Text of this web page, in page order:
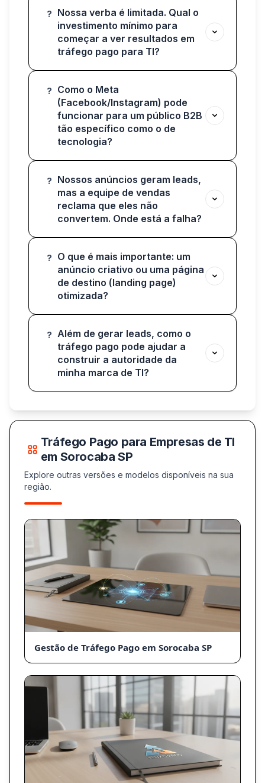
?
Nossa verba é limitada. Qual o
investimento mínimo para
começar a ver resultados em
tráfego pago para TI?
?
Como o Meta
(Facebook/Instagram) pode
funcionar para um público B2B
tão específico como o de
tecnologia?
?
Nossos anúncios geram leads,
mas a equipe de vendas
reclama que eles não
convertem. Onde está a falha?
?
O que é mais importante: um
anúncio criativo ou uma página
de destino (landing page)
otimizada?
?
Além de gerar leads, como o
tráfego pago pode ajudar a
construir a autoridade da
minha marca de TI?
Tráfego Pago para Empresas de TI
em Sorocaba SP
Explore outras versões e modelos disponíveis na sua
região.
Gestão de Tráfego Pago em Sorocaba SP